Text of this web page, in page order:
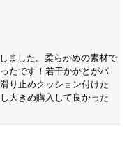
ました。柔らかめの素材で
たです！若干かかとがパ
り止めクッション付けた
大きめ購入して良かった